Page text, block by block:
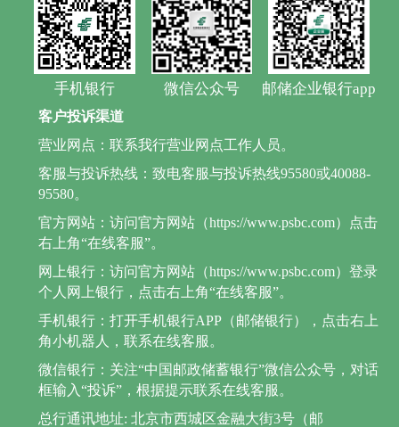
手机银行 微信公众号 邮储企业银行app
客户投诉渠道
营业网点：联系我行营业网点工作人员。
客服与投诉热线：致电客服与投诉热线95580或40088-
95580。
官方网站：访问官方网站（https://www.psbc.com）点击
右上角“在线客服”。
网上银行：访问官方网站（https://www.psbc.com）登录
个人网上银行，点击右上角“在线客服”。
手机银行：打开手机银行APP（邮储银行），点击右上
角小机器人，联系在线客服。
微信银行：关注“中国邮政储蓄银行”微信公众号，对话
框输入“投诉”，根据提示联系在线客服。
总行通讯地址: 北京市西城区金融大街3号（邮